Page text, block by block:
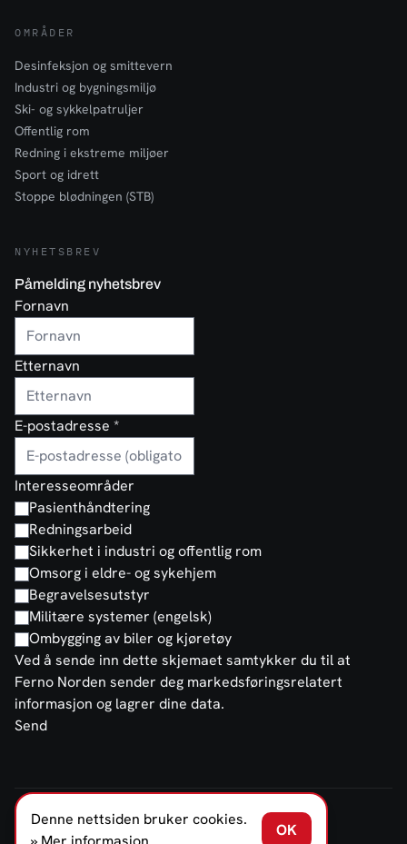
OMRÅDER
Desinfeksjon og smittevern
Industri og bygningsmiljø
Ski- og sykkelpatruljer
Offentlig rom
Redning i ekstreme miljøer
Sport og idrett
Stoppe blødningen (STB)
NYHETSBREV
Påmelding nyhetsbrev
Fornavn
Etternavn
E-postadresse *
Interesseområder
Pasienthåndtering
Redningsarbeid
Sikkerhet i industri og offentlig rom
Omsorg i eldre- og sykehjem
Begravelsesutstyr
Militære systemer (engelsk)
Ombygging av biler og kjøretøy
Ved å sende inn dette skjemaet samtykker du til at
Ferno Norden sender deg markedsføringsrelatert
informasjon og lagrer dine data.
Send
FERNO NORDEN NORGE AS © 2026
Salgs- og leveringsbetingelser Personvernerklæring
Denne nettsiden bruker cookies.
OK